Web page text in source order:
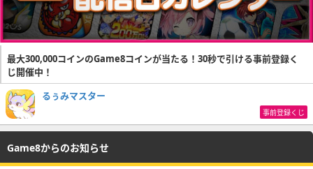
最大300,000コインのGame8コインが当たる！30秒で引ける事前登録く
じ開催中！
るぅみマスター
事前登録くじ
Game8からのお知らせ